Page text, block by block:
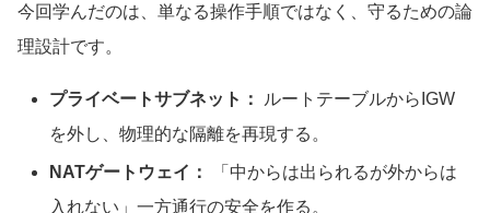
今回学んだのは、単なる操作手順ではなく、守るための論
理設計です。
プライベートサブネット：
ルートテーブルからIGW
を外し、物理的な隔離を再現する。
NATゲートウェイ：
「中からは出られるが外からは
入れない」一方通行の安全を作る。